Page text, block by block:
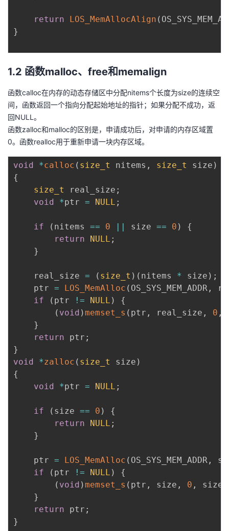
return LOS_MemAllocAlign (
}
1.2 函数malloc、free和memalign
函数calloc在内存的动态存储区中分配nitems个长度为size的连续空
间，函数返回一个指向分配起始地址的指针；如果分配不成功，返
回NULL。
函数zalloc和malloc的区别是，申请成功后，对申请的内存区域置
0。函数realloc用于重新申请一块内存区域。
void *calloc ( size_t nitems , size_t size )
{
size_t
real_size ;
void
*ptr = NULL ;
if ( nitems == 0 || size == 0 )
{
return
NULL ;
}
    real_size
= ( size_t ) ( nitems * size ) ;
    ptr
= LOS_MemAlloc ( OS_SYS_MEM_ADDR ,
if
( ptr != NULL )
{
( void )memset_s ( ptr , real_size , 0 ,
}
return ptr ;
}
void
*zalloc ( size_t size )
{
void
*ptr = NULL ;
if ( size == 0 )
{
return
NULL ;
}
    ptr
= LOS_MemAlloc ( OS_SYS_MEM_ADDR ,
if
( ptr != NULL )
{
( void )memset_s ( ptr , size , 0 , size
}
return ptr ;
}